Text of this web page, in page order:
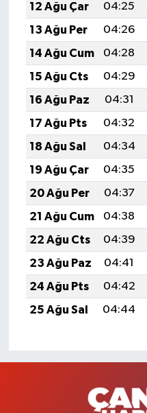
12 Ağu Çar
04:25
13 Ağu Per
04:26
14 Ağu Cum
04:28
15 Ağu Cts
04:29
16 Ağu Paz
04:31
17 Ağu Pts
04:32
18 Ağu Sal
04:34
19 Ağu Çar
04:35
20 Ağu Per
04:37
21 Ağu Cum
04:38
22 Ağu Cts
04:39
23 Ağu Paz
04:41
24 Ağu Pts
04:42
25 Ağu Sal
04:44